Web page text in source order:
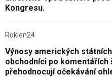
Kongresu.
Roklen24
Výnosy amerických
obchodníci po komentářích
přehodnocují očekávání